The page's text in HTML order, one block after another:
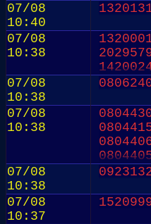
07/08
10:40
07/08
10:38
07/08
10:38
07/08
10:38
07/08
10:38
07/08
10:37